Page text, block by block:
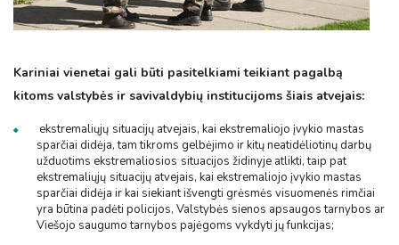
Kariniai vienetai gali būti pasitelkiami teikiant pagalbą
kitoms valstybės ir savivaldybių institucijoms šiais atvejais:
ekstremaliųjų situacijų atvejais, kai ekstremaliojo įvykio mastas
sparčiai didėja, tam tikroms gelbėjimo ir kitų neatidėliotinų darbų
užduotims ekstremaliosios situacijos židinyje atlikti, taip pat
ekstremaliųjų situacijų atvejais, kai ekstremaliojo įvykio mastas
sparčiai didėja ir kai siekiant išvengti grėsmės visuomenės rimčiai
yra būtina padėti policijos, Valstybės sienos apsaugos tarnybos ar
Viešojo saugumo tarnybos pajėgoms vykdyti jų funkcijas;